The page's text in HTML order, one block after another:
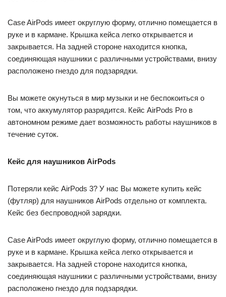
Case AirPods имеет округлую форму, отлично помещается в
руке и в кармане. Крышка кейса легко открывается и
закрывается. На задней стороне находится кнопка,
соединяющая наушники с различными устройствами, внизу
расположено гнездо для подзарядки.
Вы можете окунуться в мир музыки и не беспокоиться о
том, что аккумулятор разрядится. Кейс AirPods Pro в
автономном режиме дает возможность работы наушников в
течение суток.
Кейс для наушников AirPods
Потеряли кейс AirPods 3? У нас Вы можете купить кейс
(футляр) для наушников AirPods отдельно от комплекта.
Кейс без беспроводной зарядки.
Case AirPods имеет округлую форму, отлично помещается в
руке и в кармане. Крышка кейса легко открывается и
закрывается. На задней стороне находится кнопка,
соединяющая наушники с различными устройствами, внизу
расположено гнездо для подзарядки.